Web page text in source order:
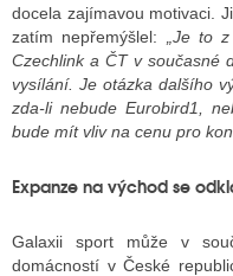
docela zajímavou motivaci.
zatím nepřemýšlel:
„Je to
Czechlink a ČT v současné
vysílání. Je otázka dalšího
zda-li nebude Eurobird1,
bude mít vliv na cenu pro
Expanze na východ se
Galaxii sport může v
domácností v České